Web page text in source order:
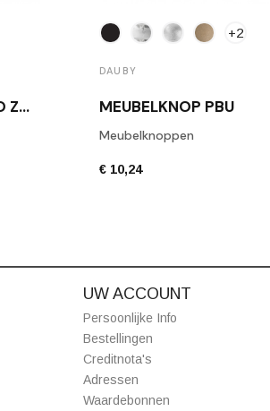
MEUBELKNOP PT 20 VO ZWART
+2
DAUBY
MEUBELKNOP PBU
Meubelknoppen
€ 10,24
UW ACCOUNT
Persoonlijke Info
Bestellingen
Creditnota's
Adressen
Waardebonnen